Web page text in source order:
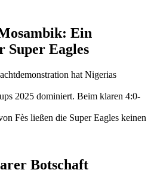
Ein
Super Eagles
hat Nigerias
2025 dominiert. Beim klaren 4:0-
Fès ließen die Super Eagles keinen
Botschaft